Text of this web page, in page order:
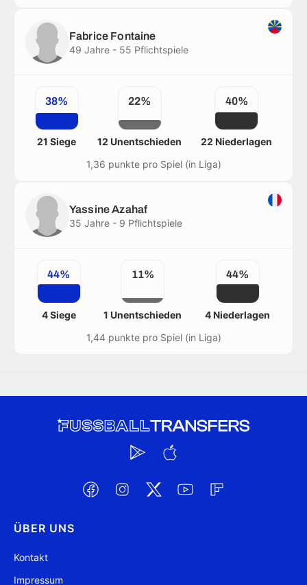
Fabrice Fontaine
49 Jahre - 55 Pflichtspiele
38%
21 Siege
22%
12 Unentschieden
40%
22 Niederlagen
1,36 punkte pro Spiel (in Liga)
Yassine Azahaf
35 Jahre - 9 Pflichtspiele
44%
4 Siege
11%
1 Unentschieden
44%
4 Niederlagen
1,44 punkte pro Spiel (in Liga)
ÜBER UNS
Kontakt
Impressum